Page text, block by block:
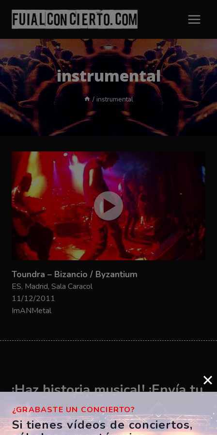
contenido
instrumental
/ instrumental
Toundra – Bizancio / Byzantium
ES, Madrid, Sala Caracol
11/12/2011
ImANMetal
¡Haz historia musical! ¡Envía tu
vídeo ahora!
¿GRABASTE UN CONCIERTO?
Si tienes vídeos de conciertos,